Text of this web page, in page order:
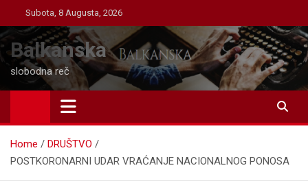
to
content
Subota, 8 Augusta, 2026
Balkanska
slobodna reč
Home
DRUŠTVO
POSTKORONARNI UDAR VRAĆANJE NACIONALNOG PONOSA